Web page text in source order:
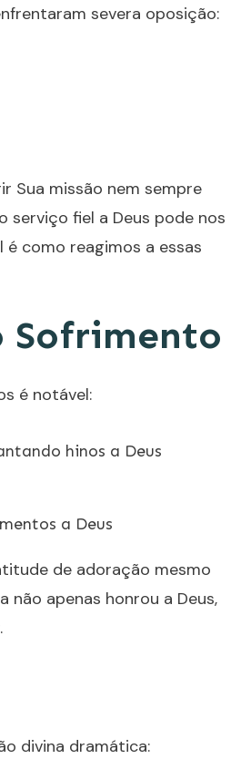
severa oposição:
Sua missão nem sempre
serviço fiel a Deus pode nos
como reagimos a essas
Sofrimento
é notável:
hinos a Deus
a Deus
de adoração mesmo
apenas honrou a Deus,
divina dramática: